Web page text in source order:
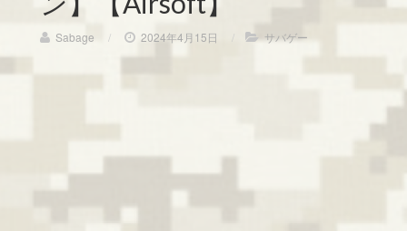
Sabage / 2024年4月15日 サバゲー